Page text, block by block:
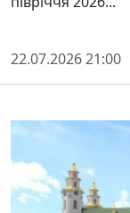
22.07.2026 21:00